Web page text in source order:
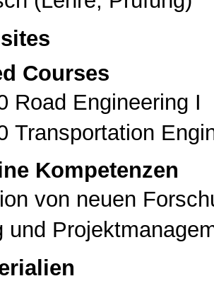
Courses
Road Engineering I
Transportation
Kompetenzen
von neuen
und